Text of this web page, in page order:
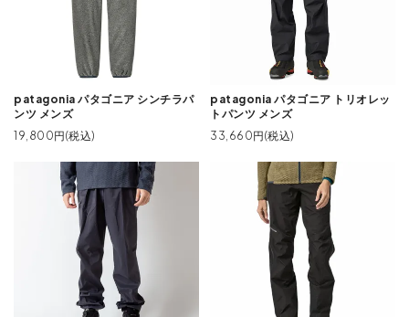
patagonia パタゴニア シンチラパ
ンツ メンズ
19,800円(税込)
patagonia パタゴニア トリオレッ
トパンツ メンズ
33,660円(税込)